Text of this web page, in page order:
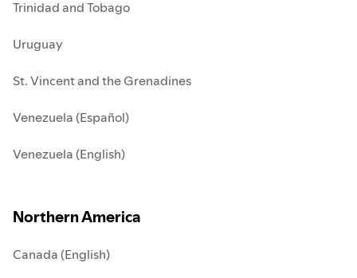
Trinidad and Tobago
Uruguay
St. Vincent and the Grenadines
Venezuela (Español)
Venezuela (English)
Northern America
Canada (English)